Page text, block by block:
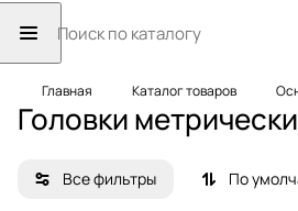
Главная Каталог товаров
Головки
Все фильтры По